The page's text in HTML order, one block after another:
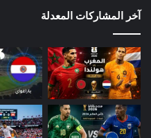
آخر المشاركات المعدلة